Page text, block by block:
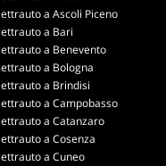
a Ascoli Piceno
a Bari
a Benevento
a Bologna
a Brindisi
a Campobasso
a Catanzaro
a Cosenza
a Cuneo